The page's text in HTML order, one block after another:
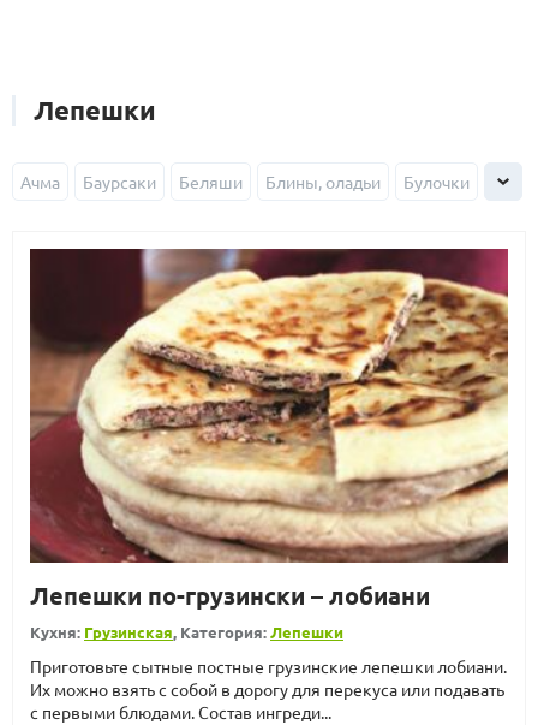
Лепешки
Ачма Баурсаки Беляши Блины, оладьи Булочки
Лепешки по-грузински – лобиани
Кухня: Грузинская, Категория:Лепешки
Приготовьте сытные постные грузинские лепешки лобиани.
Их можно взять с собой в дорогу для перекуса или подавать
с первыми блюдами. Состав ингреди...